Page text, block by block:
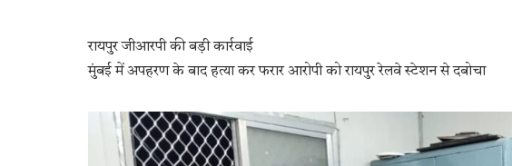
रायपुर जीआरपी की बड़ी कार्रवाई
मुंबई में अपहरण के बाद हत्या कर फरार आरोपी को रायपुर रेलवे स्टेशन से दबोचा